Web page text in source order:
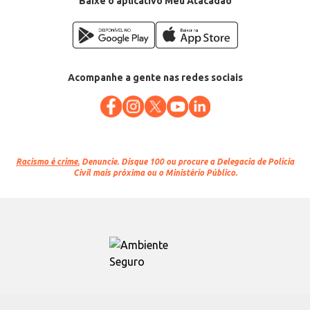
Acompanhe a gente nas redes sociais
Racismo é crime. Denuncie. Disque 100 ou procure a Delegacia de Polícia
Civil mais próxima ou o Ministério Público.